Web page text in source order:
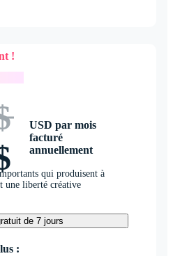
USD par mois
facturé
annuellement
qui produisent à
une liberté créative
de 7 jours
: